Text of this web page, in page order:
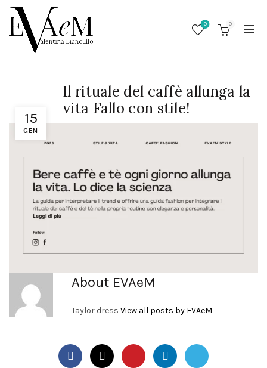
0 0
15
GEN
Il rituale del caffè allunga la
vita Fallo con stile!
About EVAeM
Taylor dress View all posts by EVAeM